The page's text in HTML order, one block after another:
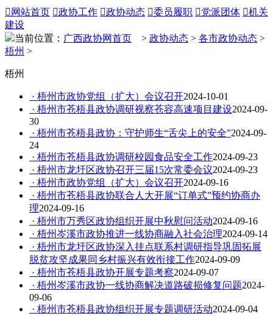
 网站首页 政协工作 政协动态 委员履职 党派团体 机关
建设
当前位置： 广西政协网首页 > 政协动态 > 各市政协动态 >
梧州 >
梧州
· 梧州市政协党组（扩大）会议召开2024-10-01
· 梧州市苍梧县政协调研视察苍容高速项目建设2024-09-
30
· 梧州市苍梧县政协：守护师生“舌尖上的安全”2024-09-
24
· 梧州市苍梧县政协调研校园食品安全工作2024-09-23
· 梧州市龙圩区政协召开三届15次常委会议2024-09-23
· 梧州市政协党组（扩大）会议召开2024-09-16
· 梧州市苍梧县政协联合人大开展“订单式”预约协商办
理2024-09-16
· 梧州市万秀区政协组织开展中秋慰问活动2024-09-16
· 梧州岑溪市政协推进一线协商融入社会治理2024-09-14
· 梧州市龙圩区政协深入挂点联系村调研指导巩固拓展
脱贫攻坚成果同乡村振兴有效衔接工作2024-09-09
· 梧州市苍梧县政协开展专题考察2024-09-07
· 梧州岑溪市政协一线协商解决道路破损修复问题2024-
09-06
· 梧州市苍梧县政协组织开展专题调研活动2024-09-04